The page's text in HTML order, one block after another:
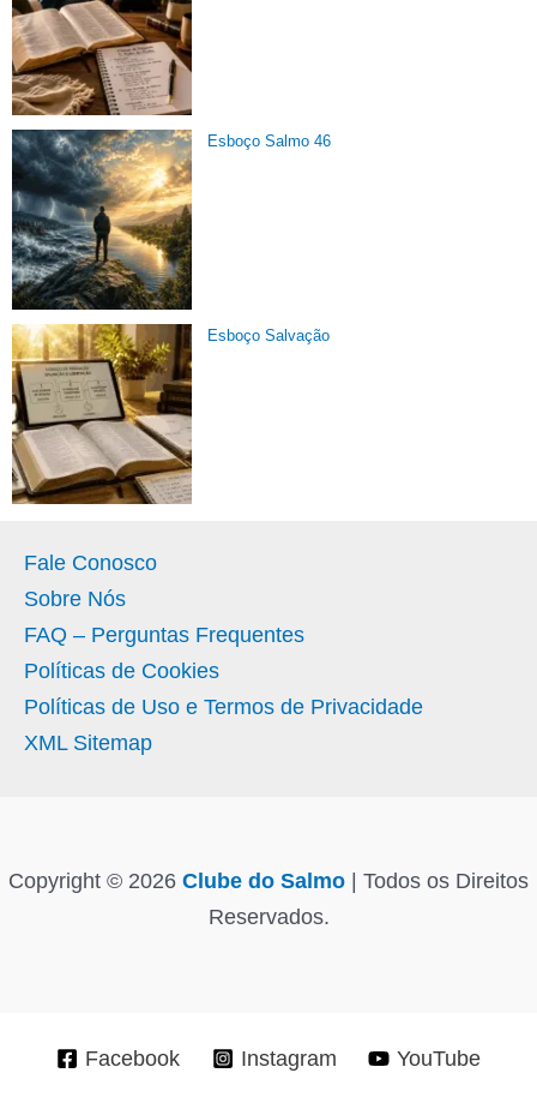
Esboço Salmo 46
Esboço Salvação
Fale Conosco
Sobre Nós
FAQ – Perguntas Frequentes
Políticas de Cookies
Políticas de Uso e Termos de Privacidade
XML Sitemap
Copyright © 2026 Clube do Salmo | Todos os Direitos
Reservados.
Facebook Instagram YouTube